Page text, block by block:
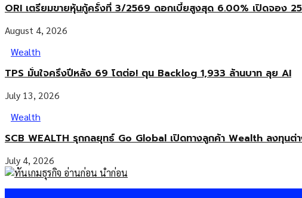
ORI เตรียมขายหุ้นกู้ครั้งที่ 3/2569 ดอกเบี้ยสูงสุด 6.00% เปิดจอง
August 4, 2026
Wealth
TPS มั่นใจครึ่งปีหลัง 69 โตต่อ! ตุน Backlog 1,933 ล้านบาท ลุย AI
July 13, 2026
Wealth
SCB WEALTH รุกกลยุทธ์ Go Global เปิดทางลูกค้า Wealth ลงทุนต่
July 4, 2026